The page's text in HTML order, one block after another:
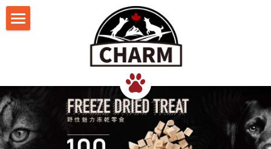
超能鲜肉罐